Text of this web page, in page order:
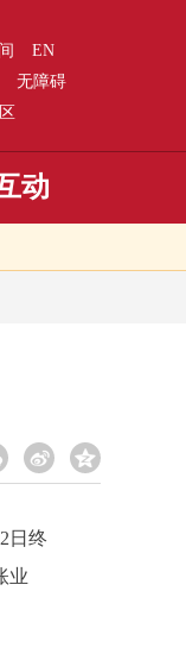
EN
无障碍
动
日终
业